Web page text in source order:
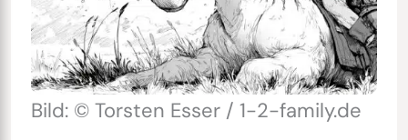
Bild: © Torsten Esser / 1-2-family.de